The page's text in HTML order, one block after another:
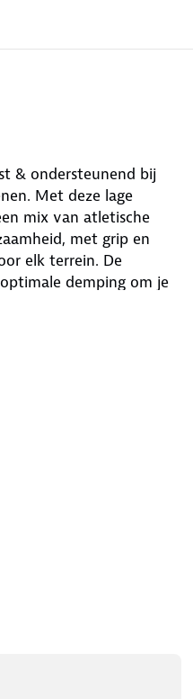
& ondersteunend bij
Met deze lage
mix van atletische
met grip en
elk terrein. De
demping om je
grip biedt. Je voeten
membraan water
in te leveren op